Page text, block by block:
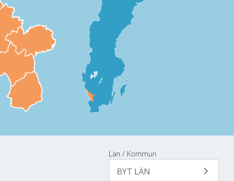
Län / Kommun
BYT LÄN